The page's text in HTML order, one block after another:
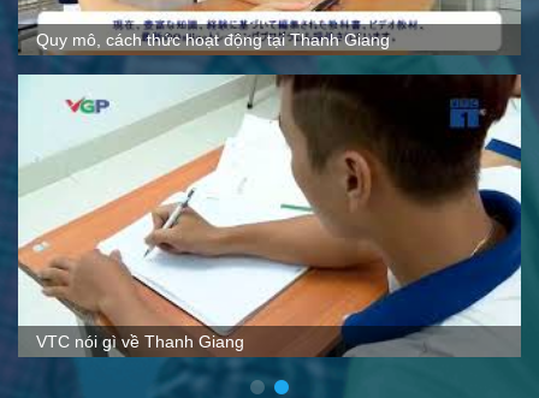
Quy mô, cách thức hoạt động tại Thanh Giang
VTC nói gì về Thanh Giang